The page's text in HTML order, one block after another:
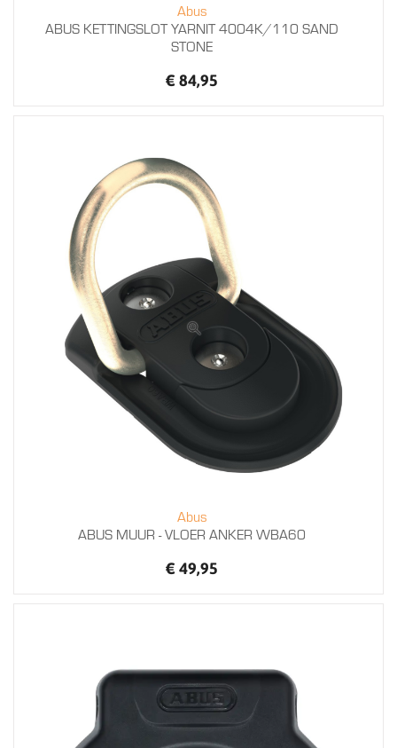
Abus
ABUS KETTINGSLOT YARNIT 4004K/110 SAND
STONE
€ 84,95
Abus
ABUS MUUR - VLOER ANKER WBA60
€ 49,95